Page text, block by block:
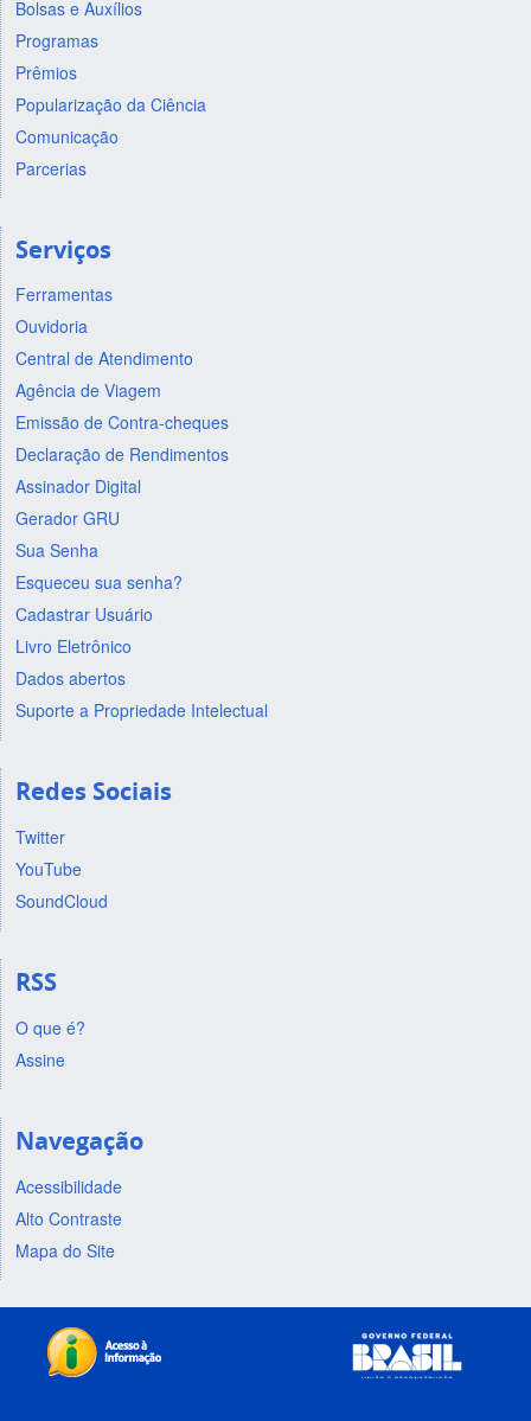
Bolsas e Auxílios
Programas
Prêmios
Popularização da Ciência
Comunicação
Parcerias
Serviços
Ferramentas
Ouvidoria
Central de Atendimento
Agência de Viagem
Emissão de Contra-cheques
Declaração de Rendimentos
Assinador Digital
Gerador GRU
Sua Senha
Esqueceu sua senha?
Cadastrar Usuário
Livro Eletrônico
Dados abertos
Suporte a Propriedade Intelectual
Redes Sociais
Twitter
YouTube
SoundCloud
RSS
O que é?
Assine
Navegação
Acessibilidade
Alto Contraste
Mapa do Site